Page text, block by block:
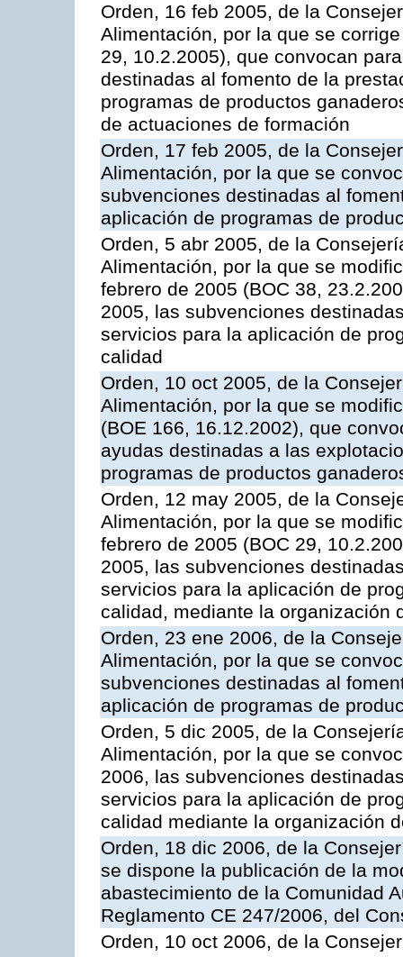
Orden, 16 feb 2005, de la
Alimentación, por la que se
29, 10.2.2005), que convocan
destinadas al fomento de la
programas de productos
de actuaciones de formación
Orden, 17 feb 2005, de la
Alimentación, por la que se
subvenciones destinadas al
aplicación de programas de
Orden, 5 abr 2005, de la
Alimentación, por la que se
febrero de 2005 (BOC 38,
2005, las subvenciones
servicios para la aplicación de
calidad
Orden, 10 oct 2005, de la
Alimentación, por la que se
(BOE 166, 16.12.2002), que
ayudas destinadas a las
programas de productos
Orden, 12 may 2005, de la
Alimentación, por la que se
febrero de 2005 (BOC 29,
2005, las subvenciones
servicios para la aplicación de
calidad, mediante la organización
Orden, 23 ene 2006, de la
Alimentación, por la que se
subvenciones destinadas al
aplicación de programas de
Orden, 5 dic 2005, de la
Alimentación, por la que se
2006, las subvenciones
servicios para la aplicación de
calidad mediante la organización
Orden, 18 dic 2006, de la
se dispone la publicación de la
abastecimiento de la Comunidad
Reglamento CE 247/2006, del
Orden, 10 oct 2006, de la